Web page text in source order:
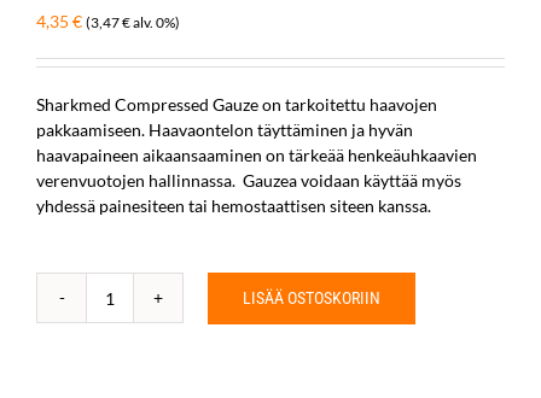
4,35 € (3,47€alv. 0%)
Sharkmed Compressed Gauze on tarkoitettu haavojen
pakkaamiseen. Haavaontelon täyttäminen ja hyvän
haavapaineen aikaansaaminen on tärkeää henkeäuhkaavien
verenvuotojen hallinnassa. Gauzea voidaan käyttää myös
yhdessä painesiteen tai hemostaattisen siteen kanssa.
Sharkmed
LISÄÄ OSTOSKORIIN